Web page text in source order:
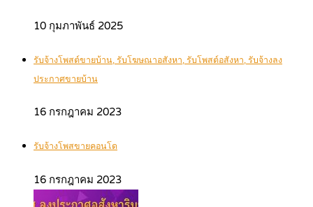
10 กุมภาพันธ์ 2025
รับจ้างโพสต์ขายบ้าน, รับโฆษณาอสังหา, รับโพสต์อสังหา, รับจ้างลง
ประกาศขายบ้าน
16 กรกฎาคม 2023
รับจ้างโพสขายคอนโด
16 กรกฎาคม 2023